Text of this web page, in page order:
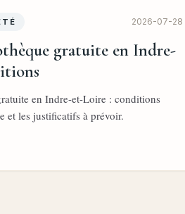
2026-07-28
gratuite en Indre-
en Indre-et-Loire : conditions
et les justificatifs à prévoir.